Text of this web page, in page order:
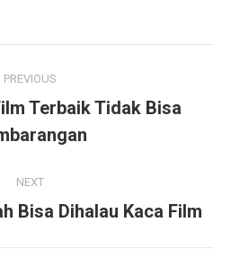
PREVIOUS
post:
Terbaik Tidak Bisa
NEXT
Next
Bisa Dihalau Kaca Film